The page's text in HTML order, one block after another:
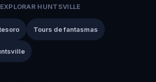
HUNTSVILLE
Tours de fantasmas